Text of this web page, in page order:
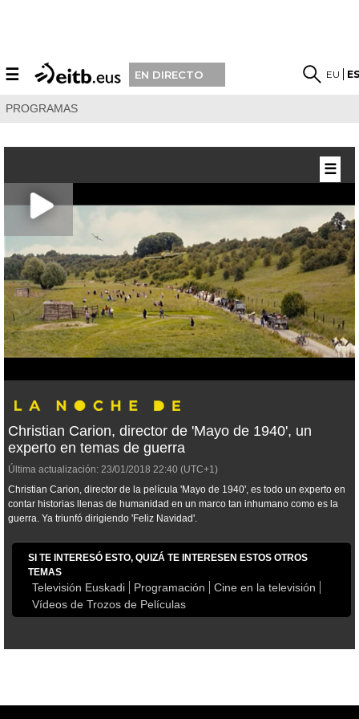
☰ EN DIRECTO EU
PROGRAMAS
Christian Carion, director de 'Mayo de 1940', un
experto en temas de guerra
Última actualización: 23/01/2018 22:40 (UTC+1)
Christian Carion, director de la película 'Mayo de 1940', es todo un experto en
contar historias llenas de humanidad en un marco tan inhumano como es la
guerra. Ya triunfó dirigiendo 'Feliz Navidad'.
SI TE INTERESÓ ESTO, QUIZÁ TE INTERESEN ESTOS OTROS
TEMAS
Televisión Euskadi Programación
Cine en la televisión
Vídeos de Trozos de Películas
☰